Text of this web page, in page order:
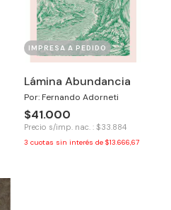
IMPRESA A PEDIDO
Lámina Abundancia
Por: Fernando Adorneti
$41.000
Precio s/imp. nac. : $33.884
3 cuotas sin interés de $13.666,67